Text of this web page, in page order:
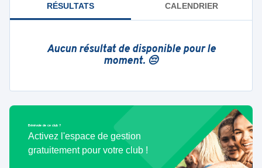
RÉSULTATS CALENDRIER
Aucun résultat de disponible pour le
moment. 😔
Bénévole de ce club ?
Activez l'espace de gestion
gratuitement pour votre club !